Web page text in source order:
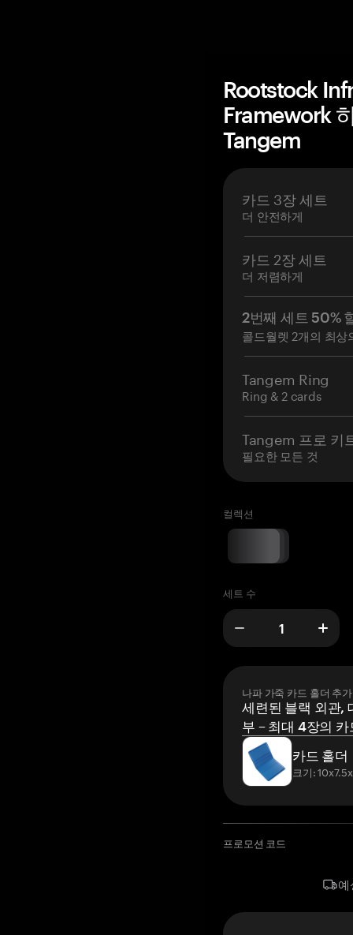
Rootstock
Framework
Tangem
카드 3장 세트
더 안전하게
카드 2장 세트
더 저렴하게
2번째 세트 50%
콜드월렛 2개의 최상
Tangem Ring
Ring & 2 cards
Tangem 프로 키
필요한 모든 것
컬렉션
세트 수
나파 가죽 카드 홀더 추가
세련된 블랙 외관,
부 – 최대 4장의
카드 홀더
크기:
프로모션 코드
예